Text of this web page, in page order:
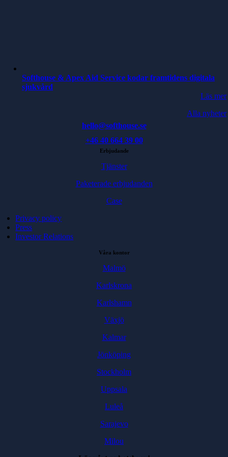
Softhouse & Apex Aid Service kodar framtidens digitala
sjukvård
Läs mer
Alla nyheter
hello@softhouse.se
+46 40 664 39 00
Erbjudande
Tjänster
Paketerade erbjudanden
Case
Privacy policy
Press
Investor Relations
Våra kontor
Malmö
Karlskrona
Karlshamn
Växjö
Kalmar
Jönköping
Stockholm
Uppsala
Luleå
Sarajevo
Milou